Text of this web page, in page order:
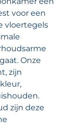
voor een
vloertegels
Onze
zijn
zijn deze